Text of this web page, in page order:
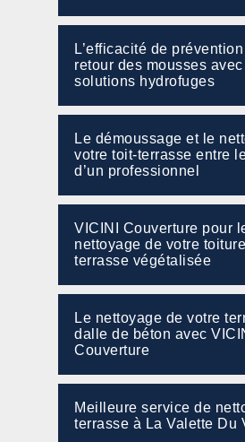
L’efficacité de
retour des mousses
solutions hydrofuges
Le démoussage et le
votre toit-terrasse entre
d’un professionnel
VICINI Couverture pour
nettoyage de votre
terrasse végétalisée
Le nettoyage de votre
dalle de béton avec
Couverture
Meilleure service de
terrasse à La Valette Du